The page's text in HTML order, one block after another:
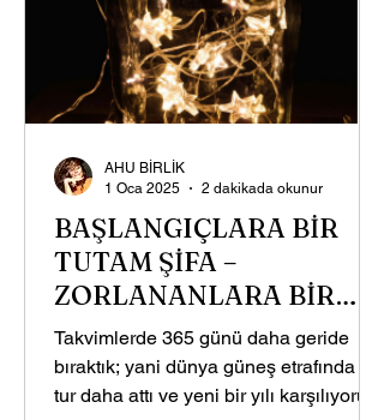
BAŞLANGIÇLARA BİR
TUTAM ŞİFA –
ZORLANANLARA BİR
TUTAM DEVA
Takvimlerde 365 günü daha geride
bıraktık; yani dünya güneş etrafında 1
tur daha attı ve yeni bir yılı karşılıyoruz.
AHU BİRLİK
1 Oca 2025
2 dakikada okunur